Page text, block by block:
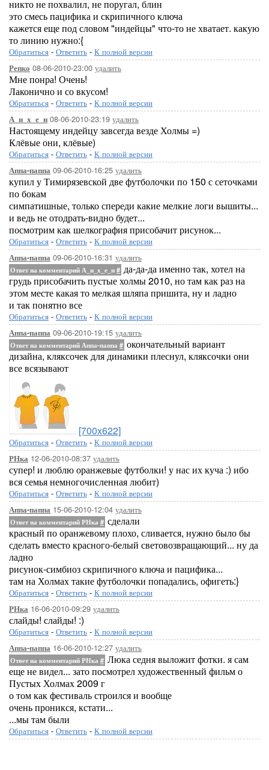
никто не похвалил, не поругал, блин
это смесь пацифика и скрипичного ключа
кажется еще под словом "индейцы" что-то не хватает. какую
то линию нужно:{
Обратиться - Ответить - К полной версии
Репко 08-06-2010-23:00 удалить
Мне понра! Очень!
Лаконично и со вкусом!
Обратиться - Ответить - К полной версии
А_н_х_е_н 08-06-2010-23:19 удалить
Настоящему индейцу завсегда везде Холмы =)
Клёвые они, клёвые)
Обратиться - Ответить - К полной версии
Аппа-паппа 09-06-2010-16:25 удалить
купил у Тимирязевской две футболочки по 150 с сеточками
по бокам
симпатишные, только спереди какие мелкие логи вышиты...
и ведь не отодрать-видно будет...
посмотрим как шелкография присобачит рисунок...
Обратиться - Ответить - К полной версии
Аппа-паппа 09-06-2010-16:31 удалить
Ответ на комментарий А_н_х_е_н # да-да-да именно так, хотел на
грудь присобачить пустые холмы 2010, но там как раз на
этом месте какая то мелкая шляпа пришита, ну и ладно
и так понятно все
Обратиться - Ответить - К полной версии
Аппа-паппа 09-06-2010-19:15 удалить
Ответ на комментарий Аппа-паппа # окончательный вариант
дизайна, кляксочек для динамики плеснул, кляксочки они
все всязывают
[700x622]
Обратиться - Ответить - К полной версии
РНка 12-06-2010-08:37 удалить
супер! и люблю оранжевые футболки! у нас их куча :) ибо
вся семья немногочисленная любит)
Обратиться - Ответить - К полной версии
Аппа-паппа 15-06-2010-12:04 удалить
Ответ на комментарий РНка # сделали
красный по оранжевому плохо, сливается, нужно было бы
сделать вместо красного-белый световозвращающий... ну да
ладно
рисунок-симбиоз скрипичного ключа и пацифика...
там на Холмах такие футболочки попадались, офигеть:}
Обратиться - Ответить - К полной версии
РНка 16-06-2010-09:29 удалить
слайды! слайды! :)
Обратиться - Ответить - К полной версии
Аппа-паппа 16-06-2010-12:27 удалить
Ответ на комментарий РНка # Люка седня выложит фотки. я сам
еще не видел... зато посмотрел художественный фильм о
Пустых Холмах 2009 г
о том как фестиваль строился и вообще
очень проникся, кстати...
...мы там были
Обратиться - Ответить - К полной версии